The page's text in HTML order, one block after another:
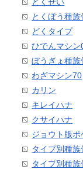
とくぼう種
どくタイプ
ひでんマシン
ぼうぎょ種
わざマシン70
カリン
キレイハナ
クサイハナ
ジョウト版
タイプ別種
タイプ別種族